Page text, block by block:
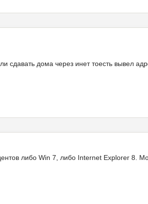
дома через инет тоесть вывел
либо Win 7, либо Internet Explorer 8.